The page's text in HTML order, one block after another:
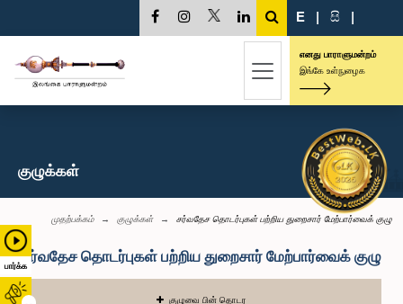
பார்க்க
E | සි |
எனது பாராளுமன்றம்
இங்கே உள்நுழைக
குழுக்கள்
முதற்பக்கம் குழுக்கள் சர்வதேச தொடர்புகள் பற்றிய துறைசார் மேற்பார்வைக் குழு
சர்வதேச தொடர்புகள் பற்றிய துறைசார் மேற்பார்வைக் குழு
குழுவை பின் தொடர